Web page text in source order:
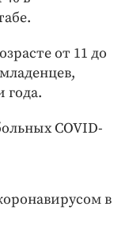
от 11 до
года.
COVID-
в